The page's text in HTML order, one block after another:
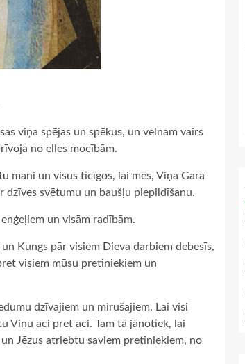
viņa spējas un spēkus, un velnam vairs
no elles mocībām.
mani un visus ticīgos, lai mēs, Viņa Gara
svētumu un baušļu piepildīšanu.
un visām radībām.
Kungs pār visiem Dieva darbiem debesīs,
visiem mūsu pretiniekiem un
dzīvajiem un mirušajiem. Lai visi
Viņu aci pret aci. Tam tā jānotiek, lai
Jēzus atriebtu saviem pretiniekiem, no